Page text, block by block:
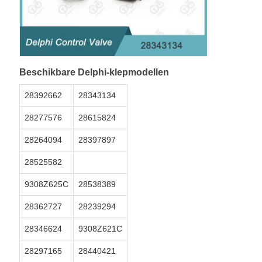
Beschikbare Delphi-klepmodellen
28392662 28343134
28277576 28615824
28264094 28397897
28525582
9308Z625C 28538389
28362727 28239294
28346624 9308Z621C
28297165 28440421